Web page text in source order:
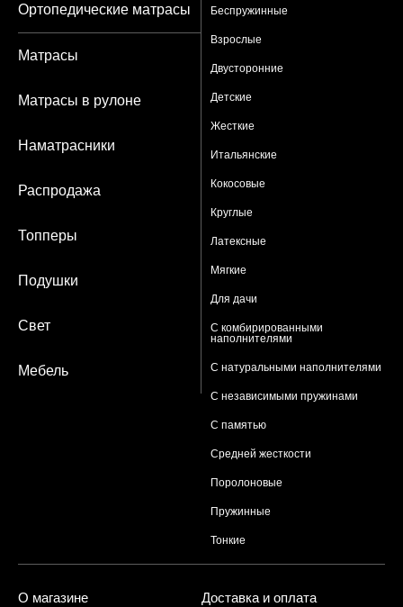
Ортопедические матрасы Беспружинные
Взрослые
Двусторонние
Детские
Жесткие
Итальянские
Кокосовые
Круглые
Латексные
Мягкие
Для дачи
С комбирированными
наполнителями
С натуральными наполнителями
С независимыми пружинами
С памятью
Средней жесткости
Поролоновые
Пружинные
Тонкие
Матрасы
Матрасы в рулоне
Наматрасники
Распродажа
Топперы
Подушки
Свет
Мебель
О магазине Доставка и оплата